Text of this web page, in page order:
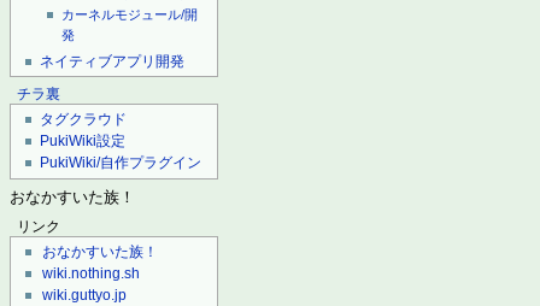
カーネルモジュール/開
発
ネイティブアプリ開発
チラ裏
タグクラウド
PukiWiki設定
PukiWiki/自作プラグイン
おなかすいた族！
リンク
おなかすいた族！
wiki.nothing.sh
wiki.guttyo.jp